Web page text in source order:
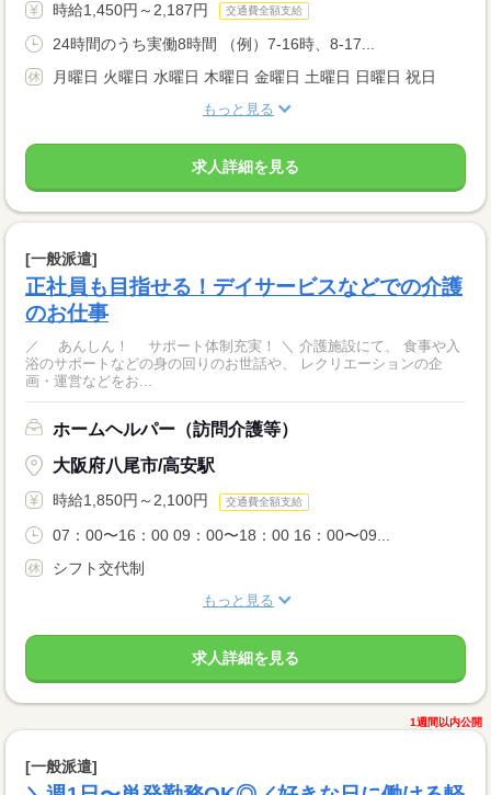
時給1,450円～2,187円 交通費全額支給
24時間のうち実働8時間 （例）7-16時、8-17...
月曜日 火曜日 水曜日 木曜日 金曜日 土曜日 日曜日 祝日
もっと見る
求人詳細を見る
[一般派遣]
正社員も目指せる！デイサービスなどでの介護
のお仕事
／ あんしん！ サポート体制充実！ ＼ 介護施設にて、 食事や入
浴のサポートなどの身の回りのお世話や、 レクリエーションの企
画・運営などをお...
ホームヘルパー（訪問介護等）
大阪府八尾市/高安駅
時給1,850円～2,100円 交通費全額支給
07：00〜16：00 09：00〜18：00 16：00〜09...
シフト交代制
もっと見る
求人詳細を見る
1週間以内公開
[一般派遣]